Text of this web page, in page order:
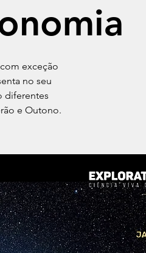
exceção
no seu
diferentes
e Outono.